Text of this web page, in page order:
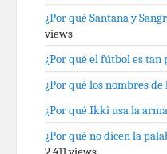
¿Por qué Santana y
views
¿Por qué el fútbol es tan
¿Por qué los nombres
¿Por qué Ikki usa la
¿Por qué no dicen la